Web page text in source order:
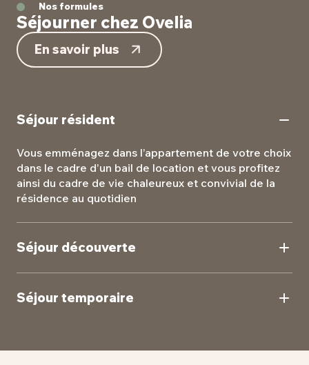
Nos formules
Séjourner chez Ovelia
En savoir plus
Séjour résident
Vous emménagez dans l’appartement de votre choix
dans le cadre d’un bail de location et vous profitez
ainsi du cadre de vie chaleureux et convivial de la
résidence au quotidien
Séjour découverte
séjour de courte durée pour vous faire votre propre
Séjour temporaire